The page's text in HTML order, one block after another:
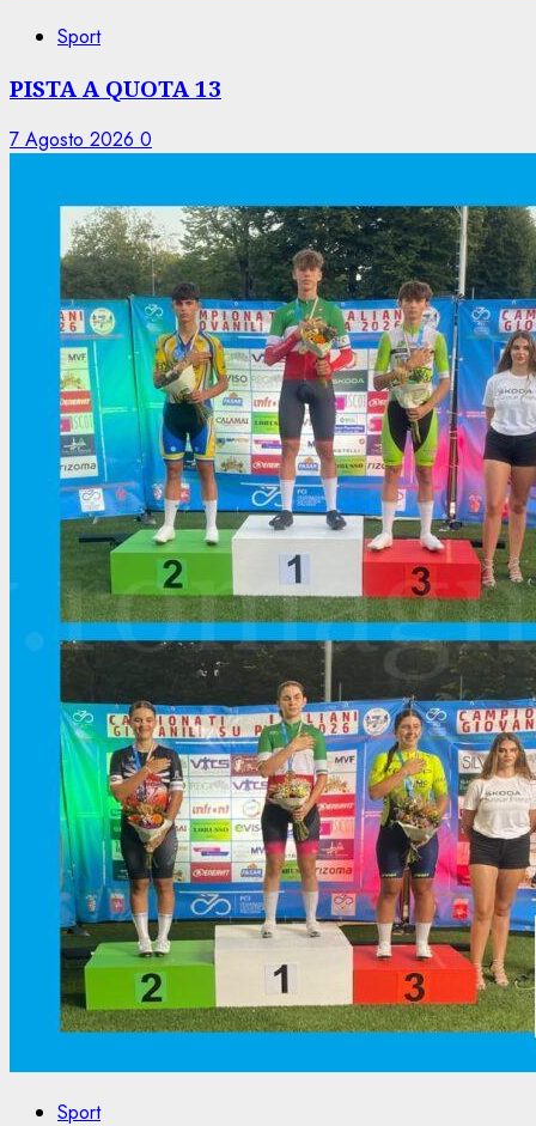
Sport
PISTA A QUOTA 13
7 Agosto 2026 0
Sport